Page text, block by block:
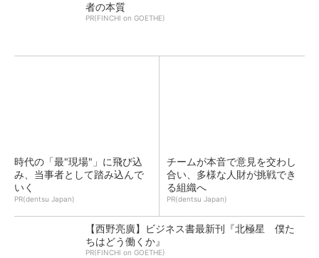
者の本質
PR(FINCHI on GOETHE)
時代の「最"現場"」に飛び込
み、当事者として踏み込んで
いく
PR(dentsu Japan)
チームが本音で意見を交わし
合い、多様な人財が挑戦でき
る組織へ
PR(dentsu Japan)
【西野亮廣】ビジネス書最新刊『北極星 僕た
ちはどう働くか』
PR(FINCHI on GOETHE)